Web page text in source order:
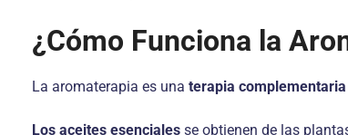
¿Cómo Funciona la
La aromaterapia es una terapia complementaria
Los aceites esenciales se obtienen de las